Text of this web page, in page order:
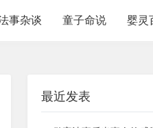
事杂谈 童子命说 婴灵
最近发表